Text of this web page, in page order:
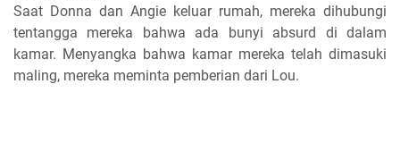
Saat Donna dan Angie keluar rumah, mereka dihubungi
tentangga mereka bahwa ada bunyi absurd di dalam
kamar. Menyangka bahwa kamar mereka telah dimasuki
maling, mereka meminta pemberian dari Lou.